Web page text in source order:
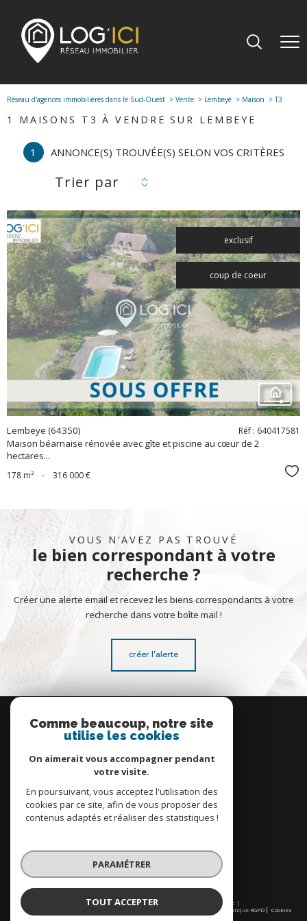
Réseau d'agences immobilières dans le Sud-Ouest Vente Lembeye Maison T3
1 MAISONS T3 À VENDRE SUR LEMBEYE
1 ANNONCE(S) TROUVÉE(S) SELON VOS CRITÈRES
Trier par
exclusif
coup de coeur
voir le
bien
Lembeye (64350)
Maison béarnaise rénovée avec gîte et piscine au cœur de 2
hectares...
Réf : 640417581
178 m² - 316 000 €
VOUS N'AVEZ PAS TROUVÉ
le bien correspondant à votre
recherche ?
Créer une alerte email et recevez les biens correspondants à votre
recherche dans votre boîte mail !
créer l'alerte
connecter
espace propriétaire
© 2026 | Tous droits réservés | Traduction powered by Google |
Nos honoraires
Politique RGPD Cookies
Comme beaucoup, notre site
utilise les cookies
On aimerait vous accompagner pendant
votre visite.
En poursuivant, vous acceptez l'utilisation des
cookies par ce site, afin de vous proposer des
contenus adaptés et réaliser des statistiques !
PARAMÉTRER
TOUT ACCEPTER